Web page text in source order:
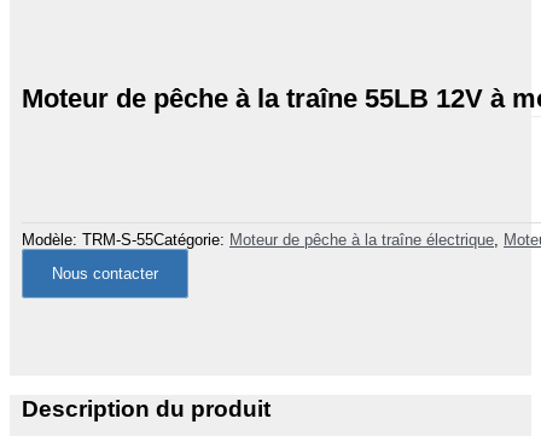
Moteur de pêche à la traîne 55LB 12V à
Modèle: TRM-S-55Catégorie: Moteur de pêche à la traîne électrique,
Nous contacter
Description du produit